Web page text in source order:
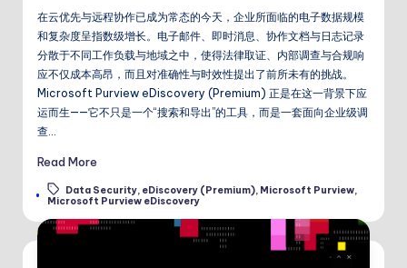
在云优先与远程协作已成为常态的今天，企业所面临的电子数据规模
和复杂度呈指数级增长。电子邮件、即时消息、协作文档与日志记录
分散于不同工作负载与地域之中，使得法律取证、内部调查与合规响
应不仅成本高昂，而且对准确性与时效性提出了前所未有的挑战。
Microsoft Purview eDiscovery (Premium) 正是在这一背景下应
运而生——它不只是一个“搜索和导出”的工具，而是一套面向企业级调
查…
Read More
Tags: Data Security, eDiscovery (Premium), Microsoft Purview,
Microsoft Purview eDiscovery